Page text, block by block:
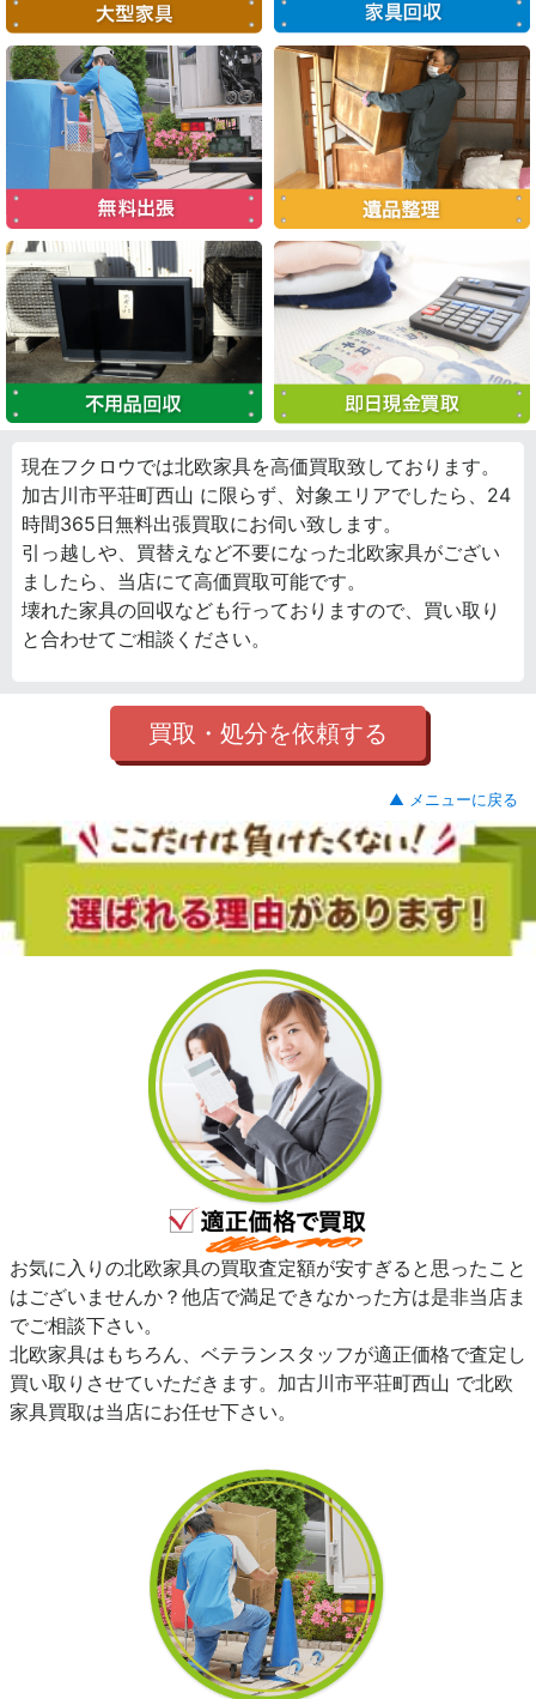
現在フクロウでは北欧家具を高価買取致しております。
加古川市平荘町西山 に限らず、対象エリアでしたら、24
時間365日無料出張買取にお伺い致します。
引っ越しや、買替えなど不要になった北欧家具がござい
ましたら、当店にて高価買取可能です。
壊れた家具の回収なども行っておりますので、買い取り
と合わせてご相談ください。
買取・処分を依頼する
▲ メニューに戻る
お気に入りの北欧家具の買取査定額が安すぎると思ったこと
はございませんか？他店で満足できなかった方は是非当店ま
でご相談下さい。
北欧家具はもちろん、ベテランスタッフが適正価格で査定し
買い取りさせていただきます。加古川市平荘町西山 で北欧
家具買取は当店にお任せ下さい。